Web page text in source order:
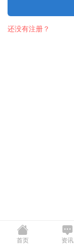
还没有注册？
首页 资讯